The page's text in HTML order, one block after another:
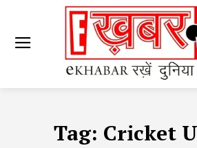
Tag: Cricket